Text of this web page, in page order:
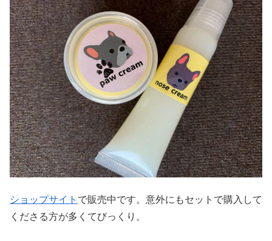
ショップサイト で販売中です。意外にもセットで購入して
くださる方が多くてびっくり。